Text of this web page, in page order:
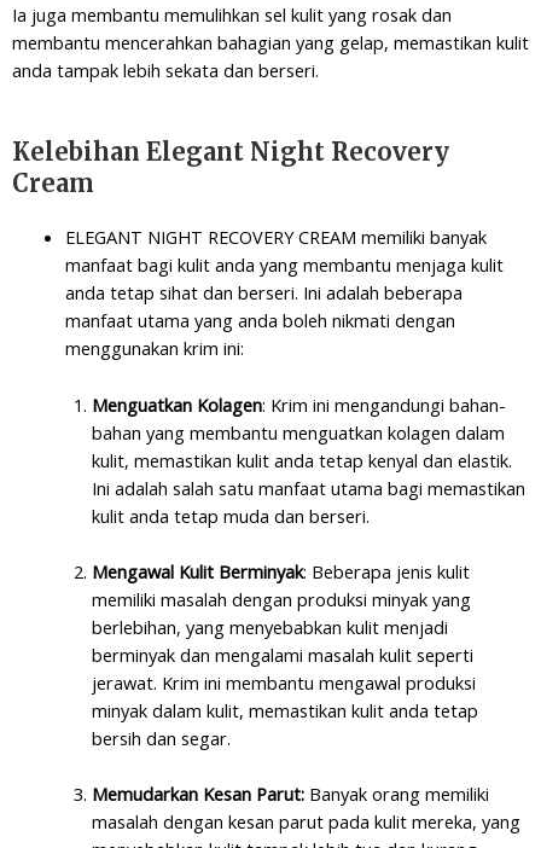
Ia juga membantu memulihkan sel kulit yang rosak dan
membantu mencerahkan bahagian yang gelap, memastikan kulit
anda tampak lebih sekata dan berseri.
Kelebihan Elegant Night Recovery
Cream
ELEGANT NIGHT RECOVERY CREAM memiliki banyak
manfaat bagi kulit anda yang membantu menjaga kulit
anda tetap sihat dan berseri. Ini adalah beberapa
manfaat utama yang anda boleh nikmati dengan
menggunakan krim ini:
Menguatkan Kolagen: Krim ini mengandungi bahan-
bahan yang membantu menguatkan kolagen dalam
kulit, memastikan kulit anda tetap kenyal dan elastik.
Ini adalah salah satu manfaat utama bagi memastikan
kulit anda tetap muda dan berseri.
Mengawal Kulit Berminyak: Beberapa jenis kulit
memiliki masalah dengan produksi minyak yang
berlebihan, yang menyebabkan kulit menjadi
berminyak dan mengalami masalah kulit seperti
jerawat. Krim ini membantu mengawal produksi
minyak dalam kulit, memastikan kulit anda tetap
bersih dan segar.
Memudarkan Kesan Parut:Banyak orang memiliki
masalah dengan kesan parut pada kulit mereka, yang